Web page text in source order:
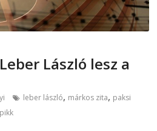
László lesz a
leber lászló, márkos zita, paksi
pikk